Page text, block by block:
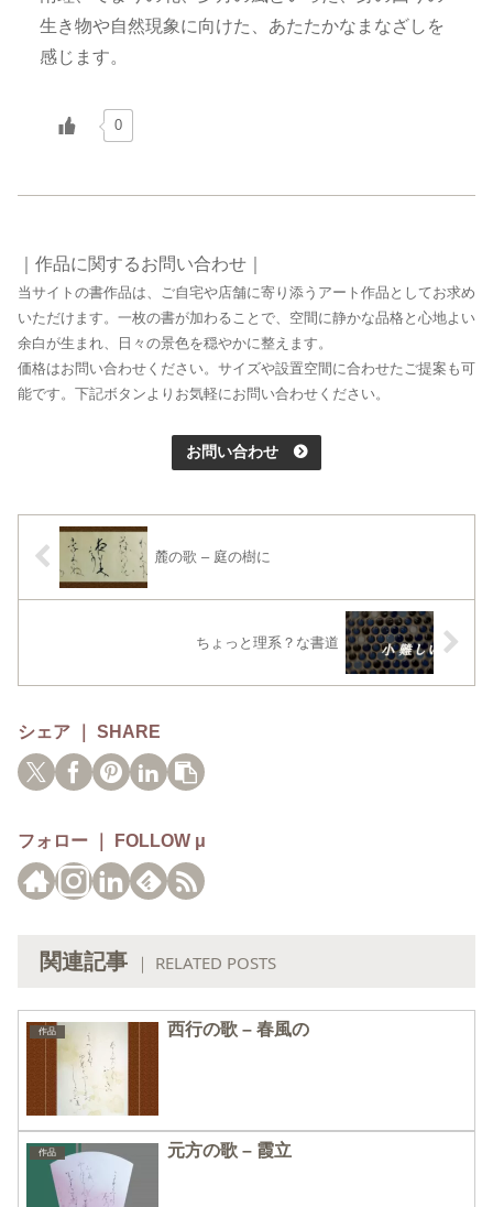
生き物や自然現象に向けた、あたたかなまなざしを
感じます。
0
｜作品に関するお問い合わせ｜
当サイトの書作品は、ご自宅や店舗に寄り添うアート作品としてお求め
いただけます。一枚の書が加わることで、空間に静かな品格と心地よい
余白が生まれ、日々の景色を穏やかに整えます。
価格はお問い合わせください。サイズや設置空間に合わせたご提案も可
能です。下記ボタンよりお気軽にお問い合わせください。
お問い合わせ
麓の歌 – 庭の樹に
ちょっと理系？な書道
シェア ｜ SHARE
フォロー ｜ FOLLOW μ
関連記事 ｜ RELATED POSTS
作品 西行の歌 – 春風の
作品 元方の歌 – 霞立